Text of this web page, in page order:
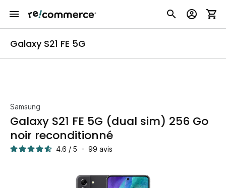
Galaxy S21 FE 5G
Samsung
Galaxy S21 FE 5G (dual sim) 256 Go
noir reconditionné
4.6 / 5 - 99 avis